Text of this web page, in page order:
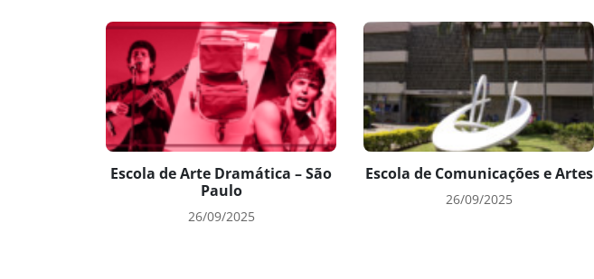
Escola de Arte Dramática – São
Paulo
26/09/2025
Escola de Comunicações e Artes
26/09/2025